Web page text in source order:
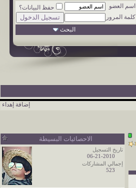
اسم العضو
حفظ البيانات؟
كلمة المرور
البحث
إضافة إهداء
الاحصائيات البسيطة
تاريخ التسجيل
06-21-2010
إجمالي المشاركات
523